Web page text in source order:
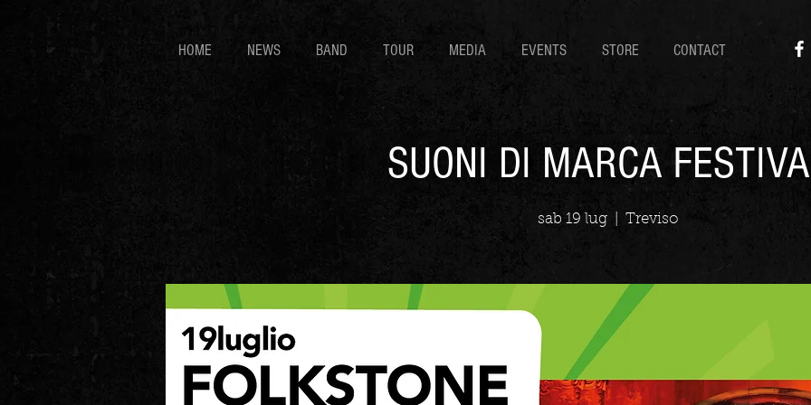
HOME NEWS BAND TOUR MEDIA EVENTS STORE CONTACT
SUONI DI MARCA
sab 19 lug Treviso